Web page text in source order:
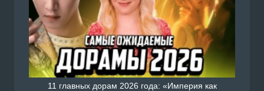
11 главных дорам 2026 года: «Империя как